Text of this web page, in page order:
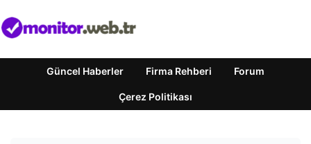
Güncel Haberler Firma Rehberi Forum
Çerez Politikası